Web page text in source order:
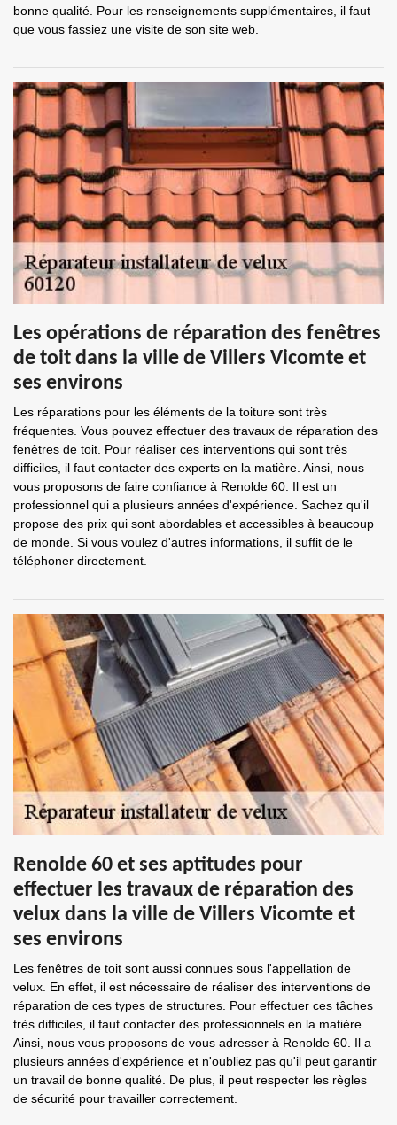
bonne qualité. Pour les renseignements supplémentaires, il faut
que vous fassiez une visite de son site web.
Les opérations de réparation des fenêtres
de toit dans la ville de Villers Vicomte et
ses environs
Les réparations pour les éléments de la toiture sont très
fréquentes. Vous pouvez effectuer des travaux de réparation des
fenêtres de toit. Pour réaliser ces interventions qui sont très
difficiles, il faut contacter des experts en la matière. Ainsi, nous
vous proposons de faire confiance à Renolde 60. Il est un
professionnel qui a plusieurs années d'expérience. Sachez qu'il
propose des prix qui sont abordables et accessibles à beaucoup
de monde. Si vous voulez d'autres informations, il suffit de le
téléphoner directement.
Renolde 60 et ses aptitudes pour
effectuer les travaux de réparation des
velux dans la ville de Villers Vicomte et
ses environs
Les fenêtres de toit sont aussi connues sous l'appellation de
velux. En effet, il est nécessaire de réaliser des interventions de
réparation de ces types de structures. Pour effectuer ces tâches
très difficiles, il faut contacter des professionnels en la matière.
Ainsi, nous vous proposons de vous adresser à Renolde 60. Il a
plusieurs années d'expérience et n'oubliez pas qu'il peut garantir
un travail de bonne qualité. De plus, il peut respecter les règles
de sécurité pour travailler correctement.